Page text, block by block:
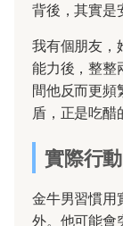
背後，其實是
我有個朋友，
能力後，整整
間他反而更頻
盾，正是吃醋
實際行
金牛男習慣用
外。他可能會